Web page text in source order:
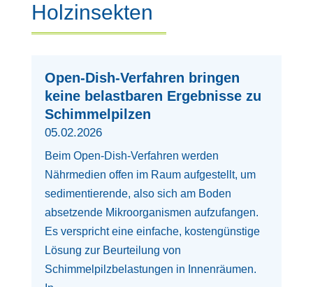
Holzinsekten
Open-Dish-Verfahren bringen
keine belastbaren Ergebnisse zu
Schimmelpilzen
05.02.2026
Beim Open-Dish-Verfahren werden
Nährmedien offen im Raum aufgestellt, um
sedimentierende, also sich am Boden
absetzende Mikroorganismen aufzufangen.
Es verspricht eine einfache, kostengünstige
Lösung zur Beurteilung von
Schimmelpilzbelastungen in Innenräumen.